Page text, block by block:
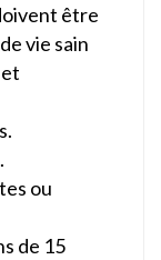
être
vie sain
ou
de 15